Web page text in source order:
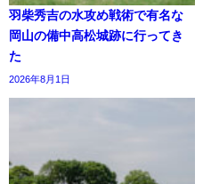
羽柴秀吉の水攻め戦術で有名な
岡山の備中高松城跡に行ってき
た
2026年8月1日